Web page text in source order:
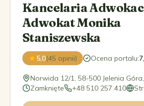
Kancelaria
Adwokat Monika
Staniszewska
5,0(45 opinii) Ocena portalu:
Norwida 12/1, 58-500 Jelenia
Zamknięte
+48 510 257 410